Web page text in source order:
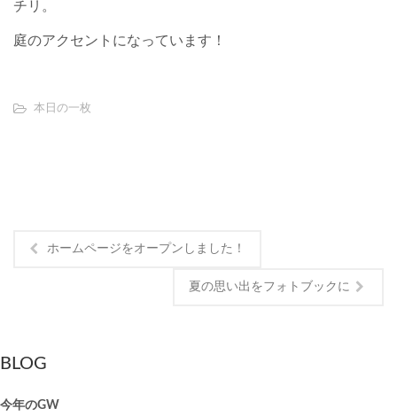
チリ。
庭のアクセントになっています！
本日の一枚
ホームページをオープンしました！
夏の思い出をフォトブックに
BLOG
今年のGW